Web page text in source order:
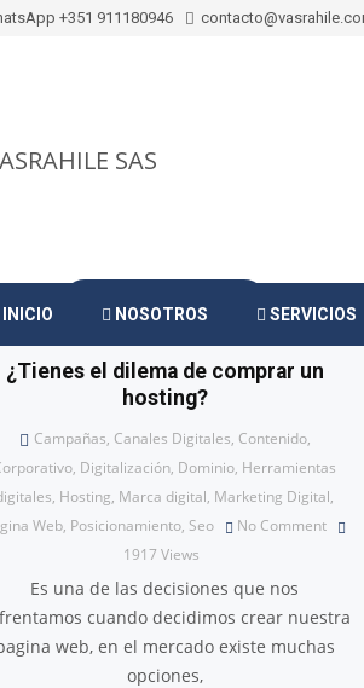
+351 911180946
INICIO NOSOTROS SERVICIOS
26 DICIEMBRE, 2021
¿Tienes el dilema de comprar un
hosting?
Campañas, Canales Digitales, Contenido,
, Digitalización, Dominio, Herramientas
, Hosting, Marca digital, Marketing Digital,
Web, Posicionamiento, Seo
No Comment
1917 Views
Es una de las decisiones que nos
cuando decidimos crear nuestra
web, en el mercado existe muchas
opciones,